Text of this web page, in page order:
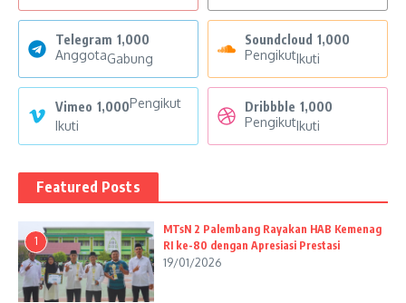
Telegram 1,000
AnggotaGabung
Soundcloud 1,000
PengikutIkuti
Vimeo 1,000Pengikut
Ikuti
Dribbble 1,000
PengikutIkuti
Featured Posts
1
MTsN 2 Palembang Rayakan HAB Kemenag
RI ke-80 dengan Apresiasi Prestasi
19/01/2026